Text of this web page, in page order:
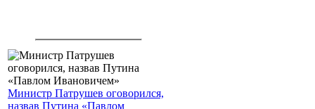
Министр Патрушев оговорился,
назвав Путина «Павлом